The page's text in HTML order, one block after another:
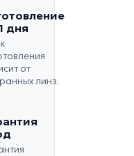
дня
от
линз.